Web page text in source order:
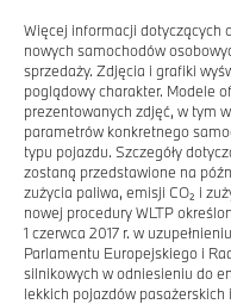
Więcej informacji dotyczących
nowych samochodów
sprzedaży. Zdjęcia i grafiki
poglądowy charakter. Modele
prezentowanych zdjęć, w tym
parametrów konkretnego
typu pojazdu. Szczegóły
zostaną przedstawione na
zużycia paliwa, emisji CO₂ i
nowej procedury WLTP
1 czerwca 2017 r. w
Parlamentu Europejskiego i
silnikowych w odniesieniu do
lekkich pojazdów